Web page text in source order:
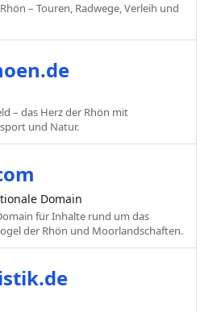
– Touren, Radwege, Verleih und
– das Herz der Rhön mit
und Natur.
Domain
für Inhalte rund um das
der Rhön und Moorlandschaften.